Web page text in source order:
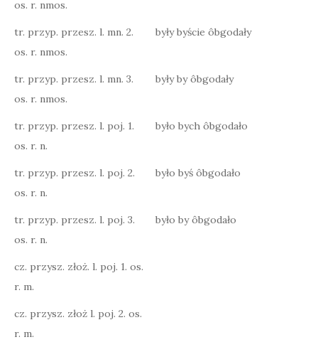
os. r. nmos.
tr. przyp. przesz. l. mn. 2.
os. r. nmos.
były byście ôbgodały
tr. przyp. przesz. l. mn. 3.
os. r. nmos.
były by ôbgodały
tr. przyp. przesz. l. poj. 1.
os. r. n.
było bych ôbgodało
tr. przyp. przesz. l. poj. 2.
os. r. n.
było byś ôbgodało
tr. przyp. przesz. l. poj. 3.
os. r. n.
było by ôbgodało
cz. przysz. złoż. l. poj. 1. os.
r. m.
cz. przysz. złoż l. poj. 2. os.
r. m.